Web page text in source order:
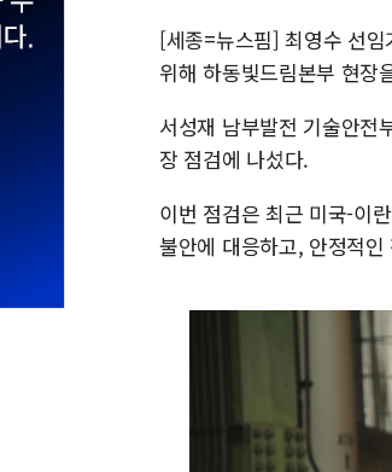
[세종=뉴스핌] 최영수 선
위해 하동빛드림본부 현장
서성재 남부발전 기술안전
장 점검에 나섰다.
이번 점검은 최근 미국-이
불안에 대응하고, 안정적